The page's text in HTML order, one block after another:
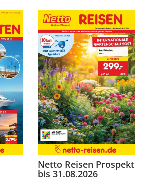
Netto Reisen Prospekt
bis 31.08.2026